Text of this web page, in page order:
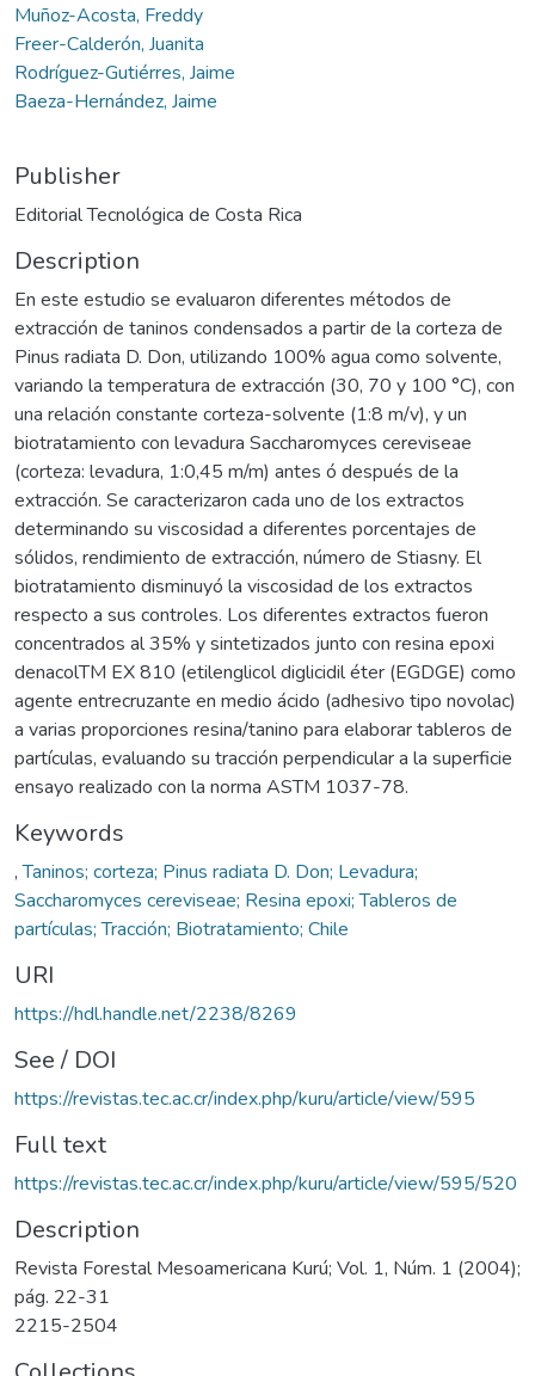
Muñoz-Acosta, Freddy
Freer-Calderón, Juanita
Rodríguez-Gutiérres, Jaime
Baeza-Hernández, Jaime
Publisher
Editorial Tecnológica de Costa Rica
Description
En este estudio se evaluaron diferentes métodos de
extracción de taninos condensados a partir de la corteza de
Pinus radiata D. Don, utilizando 100% agua como solvente,
variando la temperatura de extracción (30, 70 y 100 °C), con
una relación constante corteza-solvente (1:8 m/v), y un
biotratamiento con levadura Saccharomyces cereviseae
(corteza: levadura, 1:0,45 m/m) antes ó después de la
extracción. Se caracterizaron cada uno de los extractos
determinando su viscosidad a diferentes porcentajes de
sólidos, rendimiento de extracción, número de Stiasny. El
biotratamiento disminuyó la viscosidad de los extractos
respecto a sus controles. Los diferentes extractos fueron
concentrados al 35% y sintetizados junto con resina epoxi
denacolTM EX 810 (etilenglicol diglicidil éter (EGDGE) como
agente entrecruzante en medio ácido (adhesivo tipo novolac)
a varias proporciones resina/tanino para elaborar tableros de
partículas, evaluando su tracción perpendicular a la superficie
ensayo realizado con la norma ASTM 1037-78.
Keywords
,Taninos; corteza; Pinus radiata D. Don; Levadura;
Saccharomyces cereviseae; Resina epoxi; Tableros de
partículas; Tracción; Biotratamiento; Chile
URI
https://hdl.handle.net/2238/8269
See / DOI
https://revistas.tec.ac.cr/index.php/kuru/article/view/595
Full text
https://revistas.tec.ac.cr/index.php/kuru/article/view/595/520
Description
Revista Forestal Mesoamericana Kurú; Vol. 1, Núm. 1 (2004);
pág. 22-31
2215-2504